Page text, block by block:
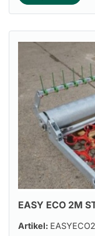
EASY ECO 2M
Artikel: